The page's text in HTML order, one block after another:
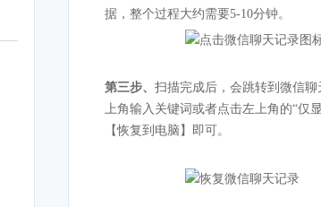
据，整个过程大约需要5-10分钟。
第三步、 扫描完成后，会跳转到微信
上角输入关键词或者点击左上角的“仅
【恢复到电脑】即可。